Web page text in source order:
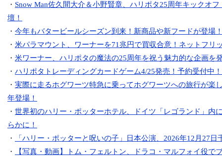
・ Snow Man佐久間大介＆小野賢章、ハリポタ25周年キックオ
壇！
・ 今年もバタービールシーズン到来！新商品や新フードが登場
・ 米パラマウント、ワーナーを71兆円で買収合意！ネットフリ
・ 米ワーナー、ハリポタの魔法の25周年を祝う魅力的な企画を
・ ハリポタトレーディングカードゲーム4/25発売！予約受付中！
・ 実際に走るホグワーツ特急に乗ってホグワーツへの旅行が楽
年登場！
・ 世界初のハリー・ポッターホテル、ドイツ「レゴランド」内
らかに！
・
「ハリー・ポッターと呪いの子」日本公演、2026年12月27日
・
【写真・動画】トム・フェルトン、ドラコ・マルフォイ役で